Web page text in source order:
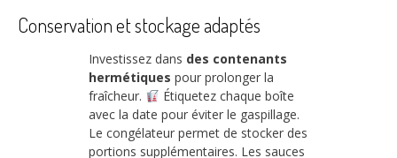
Conservation et stockage adaptés
Investissez dans des contenants
hermétiques pour prolonger la
fraîcheur.
Étiquetez chaque boîte
avec la date pour éviter le gaspillage.
Le congélateur permet de stocker des
portions supplémentaires. Les sauces